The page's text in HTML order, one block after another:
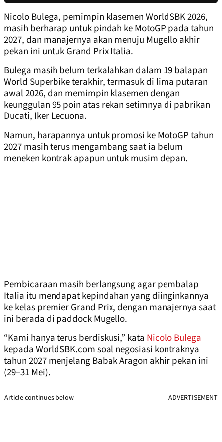
Nicolo Bulega, pemimpin klasemen WorldSBK 2026,
masih berharap untuk pindah ke MotoGP pada tahun
2027, dan manajernya akan menuju Mugello akhir
pekan ini untuk Grand Prix Italia.
Bulega masih belum terkalahkan dalam 19 balapan
World Superbike terakhir, termasuk di lima putaran
awal 2026, dan memimpin klasemen dengan
keunggulan 95 poin atas rekan setimnya di pabrikan
Ducati, Iker Lecuona.
Namun, harapannya untuk promosi ke MotoGP tahun
2027 masih terus mengambang saat ia belum
meneken kontrak apapun untuk musim depan.
Pembicaraan masih berlangsung agar pembalap
Italia itu mendapat kepindahan yang diinginkannya
ke kelas premier Grand Prix, dengan manajernya saat
ini berada di paddock Mugello.
“Kami hanya terus berdiskusi,” kata Nicolo Bulega
kepada WorldSBK.com soal negosiasi kontraknya
tahun 2027 menjelang Babak Aragon akhir pekan ini
(29–31 Mei).
Article continues below ADVERTISEMENT